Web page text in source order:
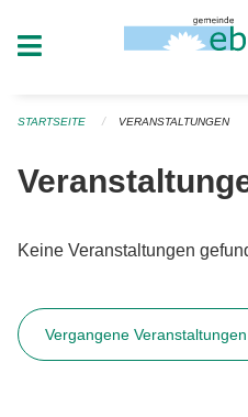
STARTSEITE VERANSTALTUNGEN
Keine Veranstaltungen
Vergangene Veranstaltungen